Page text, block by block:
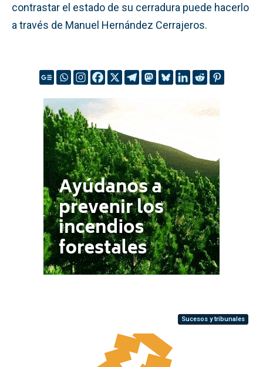
contrastar el estado de su cerradura puede hacerlo
a través de Manuel Hernández Cerrajeros.
Sucesos y tribunales